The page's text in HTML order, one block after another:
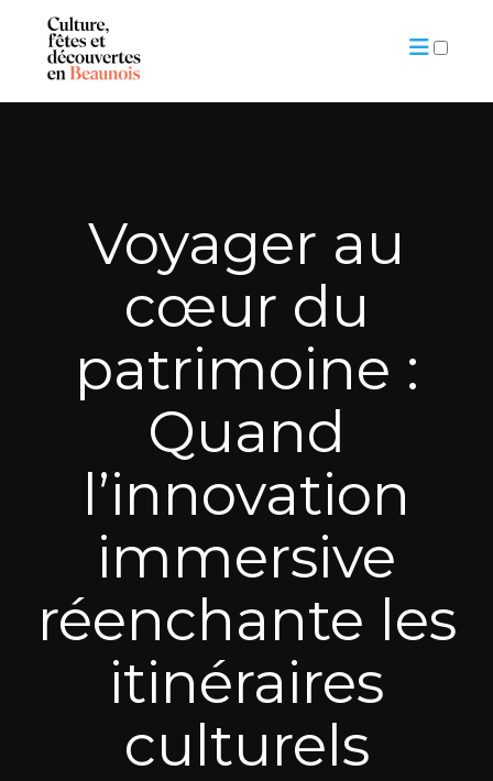
Voyager au
cœur du
patrimoine :
Quand
l’innovation
immersive
réenchante les
itinéraires
culturels